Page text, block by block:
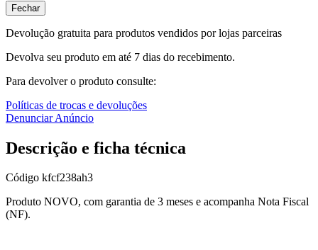
Fechar
Devolução gratuita para produtos vendidos por lojas parceiras
Devolva seu produto em até 7 dias do recebimento.
Para devolver o produto consulte:
Políticas de trocas e devoluções
Denunciar Anúncio
Descrição e ficha técnica
Código kfcf238ah3
Produto NOVO, com garantia de 3 meses e acompanha Nota Fiscal
(NF).